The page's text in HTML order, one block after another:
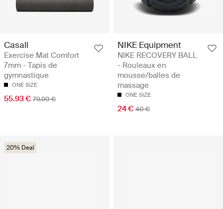
Casall
Exercise Mat Comfort
7mm - Tapis de
gymnastique
ONE SIZE
55.93 € 79.90 €
NIKE Equipment
NIKE RECOVERY BALL
- Rouleaux en
mousse/balles de
massage
ONE SIZE
24 € 40 €
20% Deal